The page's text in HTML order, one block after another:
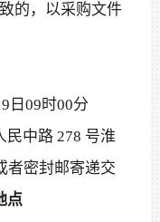
的，以采购文件
日09时00分
民中路 278 号淮
者密封邮寄递交
点